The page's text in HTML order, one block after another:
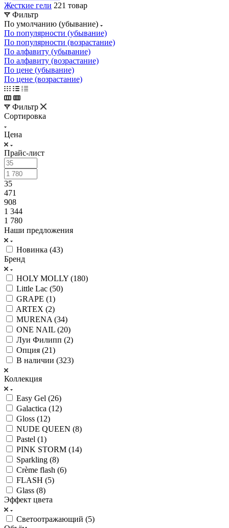
Жесткие гели 221 товар
Фильтр
По умолчанию (убывание)
По популярности (убывание)
По популярности (возрастание)
По алфавиту (убывание)
По алфавиту (возрастание)
По цене (убывание)
По цене (возрастание)
Фильтр
Сортировка
Цена
Прайс-лист
35
471
908
1 344
1 780
Наши предложения
Новинка (43)
Бренд
HOLY MOLLY (180)
Little Lac (50)
GRAPE (1)
ARTEX (2)
MURENA (34)
ONE NAIL (20)
Луи Филипп (2)
Опция (21)
В наличии (323)
Коллекция
Easy Gel (26)
Galactica (12)
Gloss (12)
NUDE QUEEN (8)
Pastel (1)
PINK STORM (14)
Sparkling (8)
Crème flash (6)
FLASH (5)
Glass (8)
Эффект цвета
Светоотражающий (5)